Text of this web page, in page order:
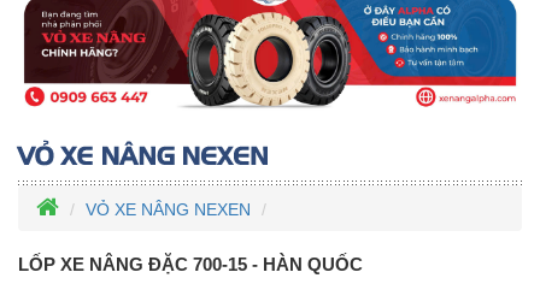
prev
VỎ XE NÂNG NEXEN
LỐP XE NÂNG ĐẶC 700-15 - HÀN QUỐC